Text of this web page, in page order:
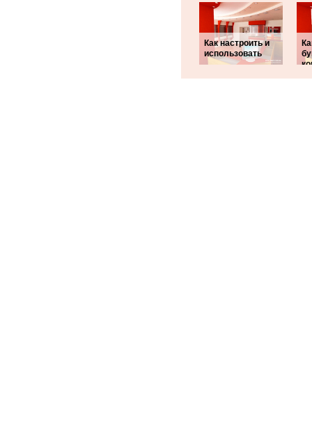
Как настроить и
использовать